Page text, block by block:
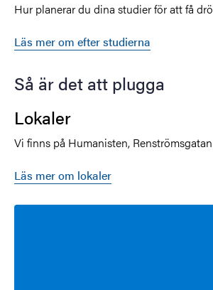
Hur planerar du dina studier för att få
Läs mer om efter studierna
Så är det att plugga
Lokaler
Vi finns på Humanisten,
Läs mer om lokaler